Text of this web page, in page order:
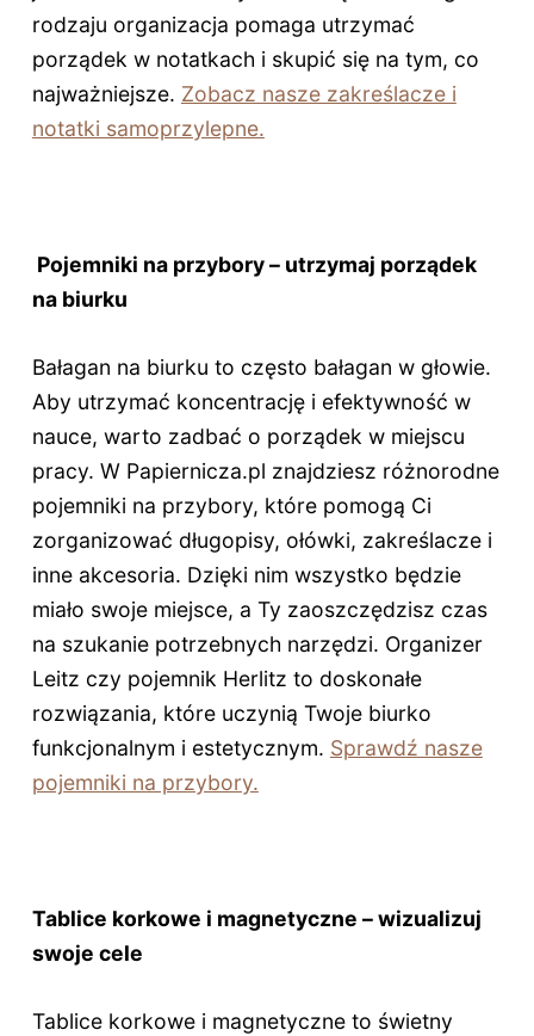
rodzaju organizacja pomaga utrzymać
porządek w notatkach i skupić się na tym, co
najważniejsze. Zobacz nasze zakreślacze i
notatki samoprzylepne.
Pojemniki na przybory – utrzymaj porządek
na biurku
Bałagan na biurku to często bałagan w głowie.
Aby utrzymać koncentrację i efektywność w
nauce, warto zadbać o porządek w miejscu
pracy. W Papiernicza.pl znajdziesz różnorodne
pojemniki na przybory, które pomogą Ci
zorganizować długopisy, ołówki, zakreślacze i
inne akcesoria. Dzięki nim wszystko będzie
miało swoje miejsce, a Ty zaoszczędzisz czas
na szukanie potrzebnych narzędzi. Organizer
Leitz czy pojemnik Herlitz to doskonałe
rozwiązania, które uczynią Twoje biurko
funkcjonalnym i estetycznym. Sprawdź nasze
pojemniki na przybory.
Tablice korkowe i magnetyczne – wizualizuj
swoje cele
Tablice korkowe i magnetyczne to świetny